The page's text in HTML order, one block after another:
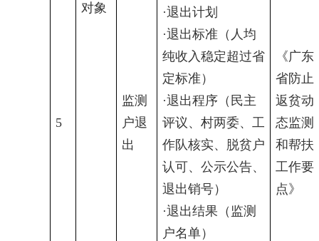
对象
5
监测
户退
出
·退出计划
·退出标准（人均
纯收入稳定超过省
定标准）
·退出程序（民主
评议、村两委、工
作队核实、脱贫户
认可、公示公告、
退出销号）
·退出结果（监测
户名单）
《广东
省防止
返贫动
态监测
和帮扶
工作要
点》